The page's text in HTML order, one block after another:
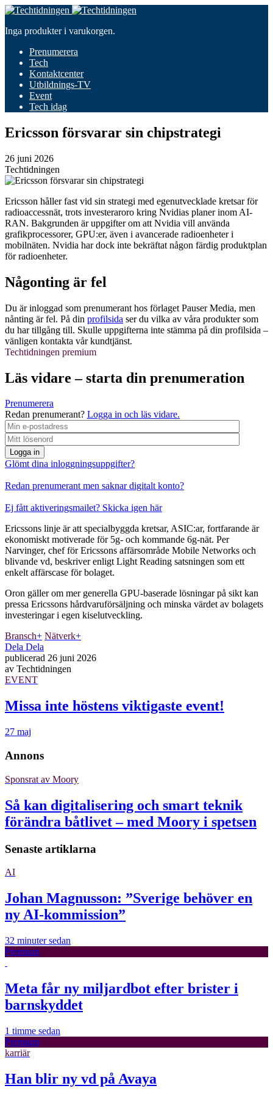
Inga produkter i varukorgen.
Prenumerera
Tech
Kontaktcenter
Utbildnings-TV
Event
Tech idag
Ericsson försvarar sin chipstrategi
26 juni 2026
Techtidningen
Ericsson håller fast vid sin strategi med egenutvecklade kretsar för
radioaccessnät, trots investeraroro kring Nvidias planer inom AI-
RAN. Bakgrunden är uppgifter om att Nvidia vill använda
grafikprocessorer, GPU:er, även i avancerade radioenheter i
mobilnäten. Nvidia har dock inte bekräftat någon färdig produktplan
för radioenheter.
Någonting är fel
Du är inloggad som prenumerant hos förlaget Pauser Media, men
nånting är fel. På din profilsida ser du vilka av våra produkter som
du har tillgång till. Skulle uppgifterna inte stämma på din profilsida –
vänligen kontakta vår kundtjänst.
Techtidningen premium
Läs vidare – starta din prenumeration
Prenumerera
Redan prenumerant? Logga in och läs vidare.
Logga in
Glömt dina inloggningsuppgifter?
Redan prenumerant men saknar digitalt konto?
Ej fått aktiveringsmailet? Skicka igen här
Ericssons linje är att specialbyggda kretsar, ASIC:ar, fortfarande är
ekonomiskt motiverade för 5g- och kommande 6g-nät. Per
Narvinger, chef för Ericssons affärsområde Mobile Networks och
blivande vd, beskriver enligt Light Reading satsningen som ett
enkelt affärscase för bolaget.
Oron gäller om mer generella GPU-baserade lösningar på sikt kan
pressa Ericssons hårdvaruförsäljning och minska värdet av bolagets
investeringar i egen kiselutveckling.
Bransch+ Nätverk+
Dela Dela
publicerad 26 juni 2026
av Techtidningen
EVENT
Missa inte höstens viktigaste event!
27 maj
Annons
Sponsrat av Moory
Så kan digitalisering och smart teknik
förändra båtlivet – med Moory i spetsen
Senaste artiklarna
AI
Johan Magnusson: ”Sverige behöver en
ny AI-kommission”
32 minuter sedan
Premium
Meta får ny miljardbot efter brister i
barnskyddet
1 timme sedan
Premium
karriär
Han blir ny vd på Avaya